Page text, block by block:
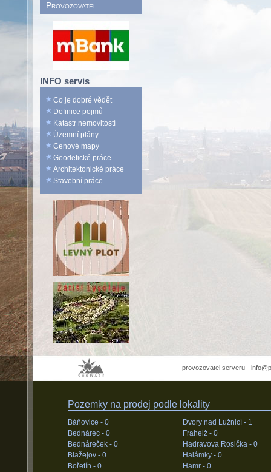
Provozovatel
INFO servis
Co je dobré vědět
Definice pojmů
Katastr nemovitostí
Územní plány
Cenové mapy
Geodetické práce
Architektonické práce
Stavební práce
provozovatel serveru -
Pozemky na prodej podle lokality
Báňovice - 0
Bednárec - 0
Bednáreček - 0
Blažejov - 0
Bořetín - 0
Dvory nad Lužnicí - 1
Frahelž - 0
Hadravova Rosička - 0
Halámky - 0
Hamr - 0